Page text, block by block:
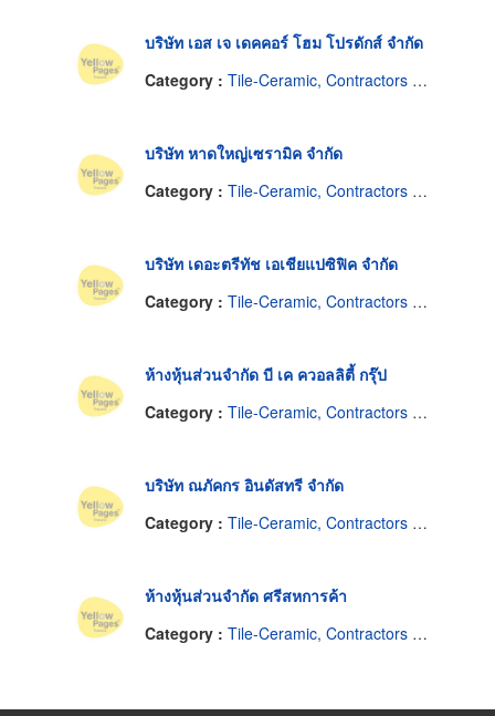
บริษัท เอส เจ เดคคอร์ โฮม โปรดักส์ จำกัด
Category : Tile-Ceramic, Contractors & Dealers
บริษัท หาดใหญ่เซรามิค จำกัด
Category : Tile-Ceramic, Contractors & Dealers
บริษัท เดอะตรีทัช เอเชียแปซิฟิค จำกัด
Category : Tile-Ceramic, Contractors & Dealers
ห้างหุ้นส่วนจำกัด บี เค ควอลลิตี้ กรุ๊ป
Category : Tile-Ceramic, Contractors & Dealers
บริษัท ณภัคกร อินดัสทรี จำกัด
Category : Tile-Ceramic, Contractors & Dealers
ห้างหุ้นส่วนจำกัด ศรีสหการค้า
Category : Tile-Ceramic, Contractors & Dealers